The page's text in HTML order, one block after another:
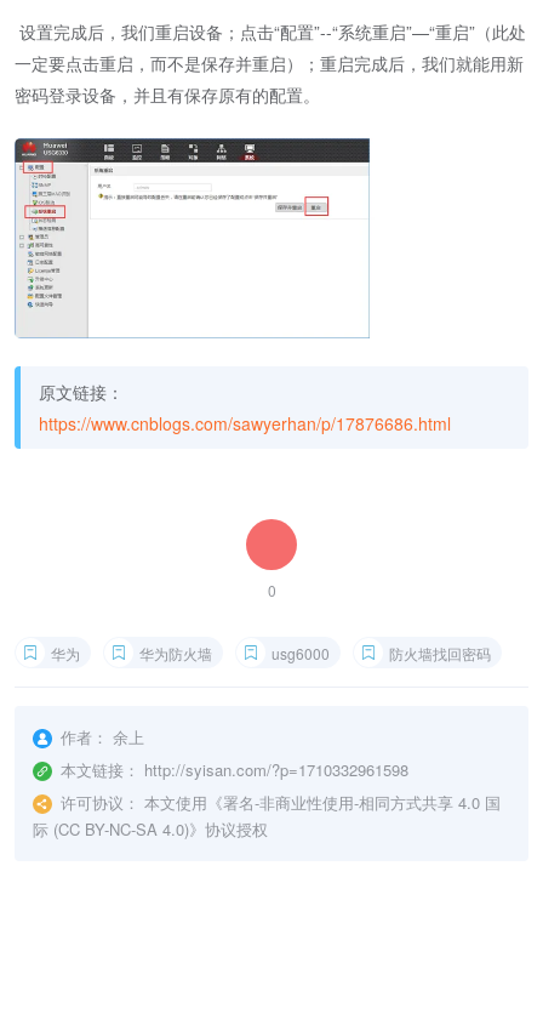
设置完成后，我们重启设备；点击“配置”--“系统重启”—“重启”（此处
一定要点击重启，而不是保存并重启）；重启完成后，我们就能用新
密码登录设备，并且有保存原有的配置。
原文链接：
https://www.cnblogs.com/sawyerhan/p/17876686.html
0
华为 华为防火墙 usg6000 防火墙找回密码
作者： 余上
本文链接： http://syisan.com/?p=1710332961598
许可协议： 本文使用《署名-非商业性使用-相同方式共享 4.0 国
际 (CC BY-NC-SA 4.0)》协议授权